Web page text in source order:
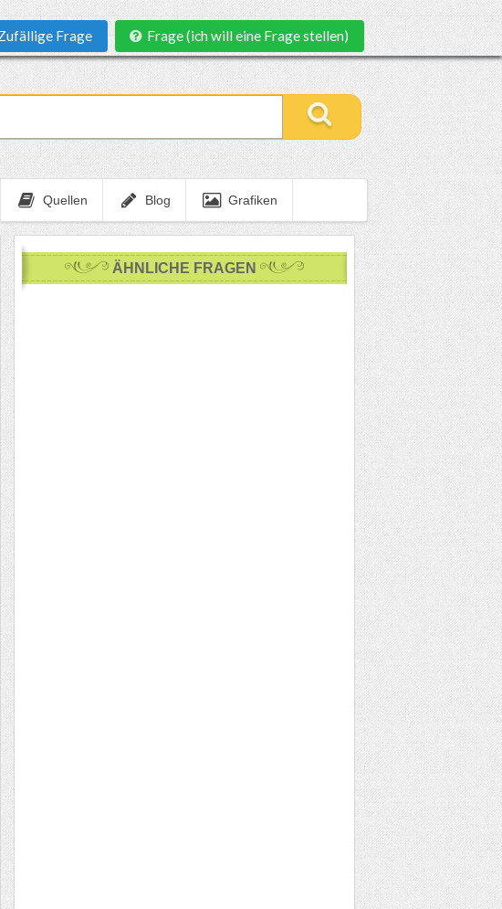
Frage Frage (ich will eine Frage stellen)
Quellen Blog Grafiken
ÄHNLICHE FRAGEN